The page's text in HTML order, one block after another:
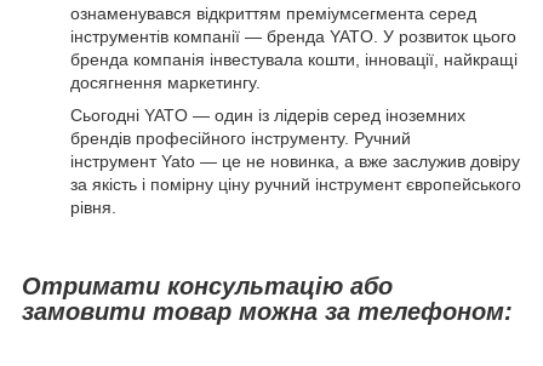
ознаменувався відкриттям преміумсегмента серед
інструментів компанії — бренда YATO. У розвиток цього
бренда компанія інвестувала кошти, інновації, найкращі
досягнення маркетингу.
Сьогодні YATO — один із лідерів серед іноземних
брендів професійного інструменту. Ручний
інструмент Yato — це не новинка, а вже заслужив довіру
за якість і помірну ціну ручний інструмент європейського
рівня.
Отримати консультацію або
замовити товар можна за телефоном: